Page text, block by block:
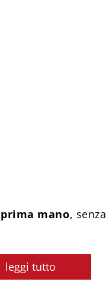
mano,
leggi tutto